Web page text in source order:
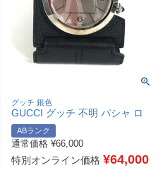
グッチ 銀色
GUCCI グッチ 不明 パシャ ロ
ゴ トラベルクロック インテリ
ア 置き時計 置時計 レザー /SS
ユニセックス シルバー 【中
古】
ABランク
通常価格 ¥66,000
特別オンライン価格 ¥64,000